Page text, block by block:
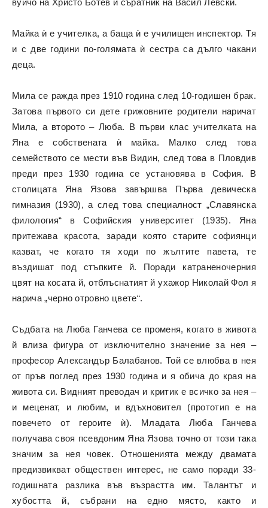
вуйчо на Христо Ботев и съратник на Васил Левски.
Майка ѝ е учителка, а баща ѝ е училищен инспектор. Тя
и с две години по-голямата ѝ сестра са дълго чакани
деца.
Мила се ражда през 1910 година след 10-годишен брак.
Затова първото си дете грижовните родители наричат
Мила, а второто – Люба. В първи клас учителката на
Яна е собствената ѝ майка. Малко след това
семейството се мести във Видин, след това в Пловдив
преди през 1930 година се установява в София. В
столицата Яна Язова завършва Първа девическа
гимназия (1930), а след това специалност „Славянска
филология“ в Софийския университет (1935). Яна
притежава красота, заради която старите софиянци
казват, че когато тя ходи по жълтите павета, те
въздишат под стъпките й. Поради катраненочерния
цвят на косата й, отблъснатият й ухажор Николай Фол я
нарича „черно отровно цвете“.
Съдбата на Люба Ганчева се променя, когато в живота
й влиза фигура от изключително значение за нея –
професор Александър Балабанов. Той се влюбва в нея
от пръв поглед през 1930 година и я обича до края на
живота си. Видният преводач и критик е всичко за нея –
и меценат, и любим, и вдъхновител (прототип е на
повечето от героите ѝ). Младата Люба Ганчева
получава своя псевдоним Яна Язова точно от този така
значим за нея човек. Отношенията между двамата
предизвикват обществен интерес, не само поради 33-
годишната разлика във възрастта им. Талантът и
хубостта й, събрани на едно място, както и